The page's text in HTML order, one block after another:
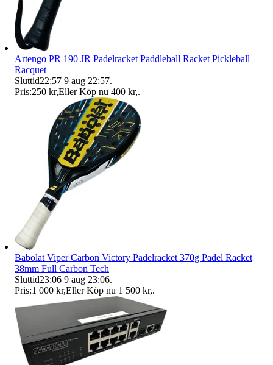
Artengo PR 190 JR Padelracket Paddleball Racket Pickleball
Racquet
Sluttid22:57 9 aug 22:57.
Pris:250 kr,Eller Köp nu 400 kr,.
Babolat Viper Carbon Victory Padelracket 370g Padel Racket
38mm Full Carbon Tech
Sluttid23:06 9 aug 23:06.
Pris:1 000 kr,Eller Köp nu 1 500 kr,.